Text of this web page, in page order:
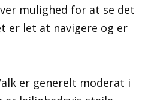
mulighed for at se det
er let at navigere og er
er generelt moderat i